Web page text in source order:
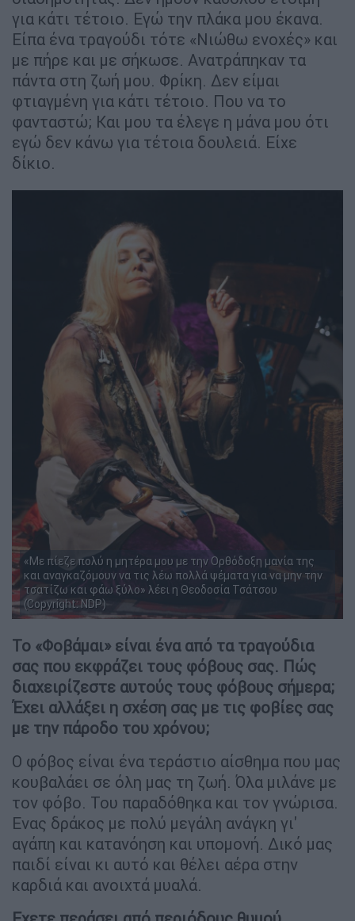
για κάτι τέτοιο. Εγώ την πλάκα μου έκανα.
Είπα ένα τραγούδι τότε «Νιώθω ενοχές» και
με πήρε και με σήκωσε. Ανατράπηκαν τα
πάντα στη ζωή μου. Φρίκη. Δεν είμαι
φτιαγμένη για κάτι τέτοιο. Που να το
φανταστώ; Και μου τα έλεγε η μάνα μου ότι
εγώ δεν κάνω για τέτοια δουλειά. Είχε
δίκιο.
«Με πίεζε πολύ η μητέρα μου με την Ορθόδοξη μανία της
και αναγκαζόμουν να τις λέω πολλά ψέματα για να μην την
τσατίζω και φάω ξύλο» λέει η Θεοδοσία Τσάτσου
(Copyright: NDP)
Το «Φοβάμαι» είναι ένα από τα τραγούδια
σας που εκφράζει τους φόβους σας. Πώς
διαχειρίζεστε αυτούς τους φόβους σήμερα;
Έχει αλλάξει η σχέση σας με τις φοβίες σας
με την πάροδο του χρόνου;
Ο φόβος είναι ένα τεράστιο αίσθημα που μας
κουβαλάει σε όλη μας τη ζωή. Όλα μιλάνε με
τον φόβο. Του παραδόθηκα και τον γνώρισα.
Ενας δράκος με πολύ μεγάλη ανάγκη γι'
αγάπη και κατανόηση και υπομονή. Δικό μας
παιδί είναι κι αυτό και θέλει αέρα στην
καρδιά και ανοιχτά μυαλά.